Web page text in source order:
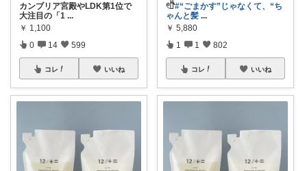
カンブリア宮殿やLDK第1位で
大注目の「1 ...
￥ 1,100
0 14 599
コレ いいね
𓏲𓎨#“ごまかす”じゃなくて、“ち
ゃんと髪 ...
￥ 5,880
1 1 802
コレ いいね